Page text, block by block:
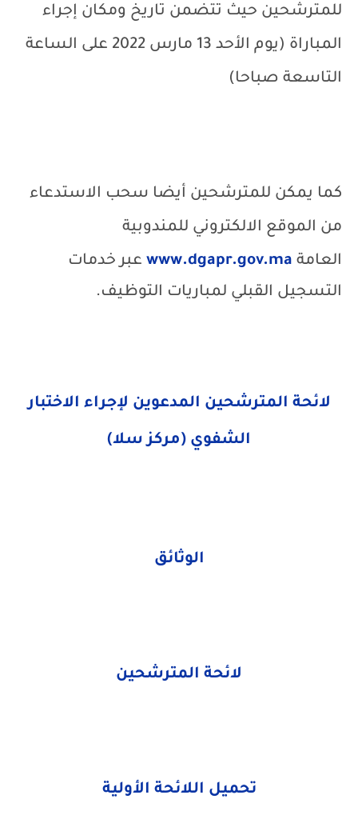
للمترشحين حيث تتضمن تاريخ ومكان إجراء
المباراة (يوم الأحد 13 مارس 2022 على الساعة
التاسعة صباحا)
كما يمكن للمترشحين أيضا سحب الاستدعاء
من الموقع الالكتروني للمندوبية
العامة www.dgapr.gov.ma عبر خدمات
التسجيل القبلي لمباريات التوظيف.
لائحة المترشحين المدعوين لإجراء الاختبار
الشفوي (مركز سلا)
الوثائق
لائحة المترشحين
تحميل اللائحة الأولية